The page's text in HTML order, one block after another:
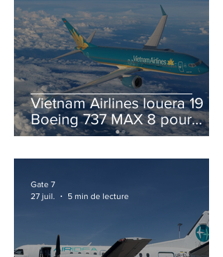
Vietnam Airlines louera 19
Boeing 737 MAX 8 pour
accélérer la modernisation
Gate 7
27 juil.
5 min de lecture